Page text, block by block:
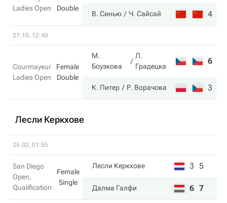
Ladies Open
Double
В. Синью Ч. Сайсай 4
27.10, 12:40
Courmayeur
Ladies Open
Female
Double
М.
Боузкова
Л.
Градецка
6
К. Питер Р. Ворачова 3
Лесли Керкхове
25.02, 01:55
San Diego
Open,
Qualification
Female
Single
Лесли Керкхове 3 5
Далма Галфи 6 7